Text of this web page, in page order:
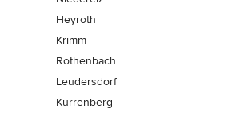
Heyroth
Krimm
Rothenbach
Leudersdorf
Kürrenberg